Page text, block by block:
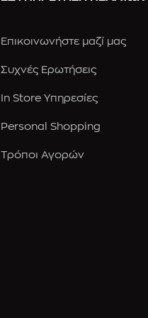
Επικοινωνήστε μαζί μας
Συχνές Ερωτήσεις
In Store Υπηρεσίες
Personal Shopping
Τρόποι Αγορών